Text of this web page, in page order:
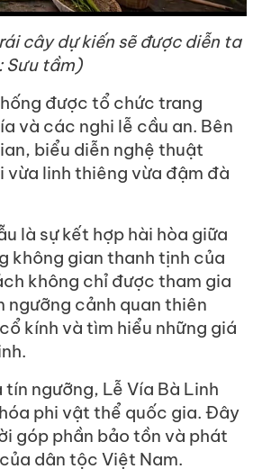
cây dự kiến sẽ được diễn ta
Sưu tầm)
được tổ chức trang
và các nghi lễ cầu an. Bên
biểu diễn nghệ thuật
vừa linh thiêng vừa đậm đà
là sự kết hợp hài hòa giữa
không gian thanh tịnh của
không chỉ được tham gia
cảnh quan thiên
kính và tìm hiểu những giá
ngưỡng, Lễ Vía Bà Linh
phi vật thể quốc gia. Đây
góp phần bảo tồn và phát
dân tộc Việt Nam.